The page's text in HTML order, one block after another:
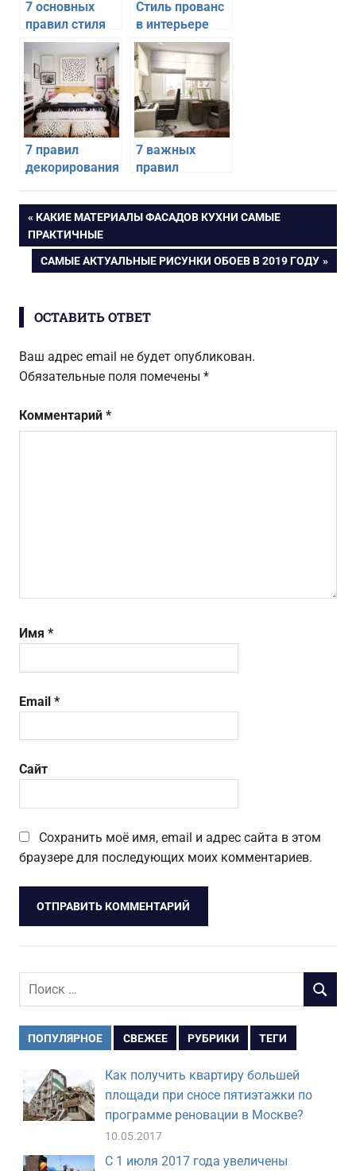
7 основных
правил стиля
футуризм
Стиль прованс
в интерьере
квартиры: 10
основных
правил
дизайна
7 правил
декорирования
7 важных
правил
спальни с
рабочим
Навигация
по
ПРЕДЫДУЩАЯ
ЗАПИСЬ:
КАКИЕ МАТЕРИАЛЫ ФАСАДОВ КУХНИ САМЫЕ
ПРАКТИЧНЫЕ
СЛЕДУЮЩАЯ
САМЫЕ АКТУАЛЬНЫЕ РИСУНКИ ОБОЕВ В 2019 ГОДУ
ОСТАВИТЬ ОТВЕТ
Ваш адрес email не будет опубликован.
Обязательные поля помечены *
Комментарий *
Имя *
Email *
Сайт
Сохранить моё имя, email и адрес сайта в этом
браузере для последующих моих комментариев.
Поиск
ПОИСК
ПОПУЛЯРНОЕ СВЕЖЕЕ РУБРИКИ ТЕГИ
Как получить квартиру большей
площади при сносе пятиэтажки по
программе реновации в Москве?
10.05.2017
С 1 июля 2017 года увеличены